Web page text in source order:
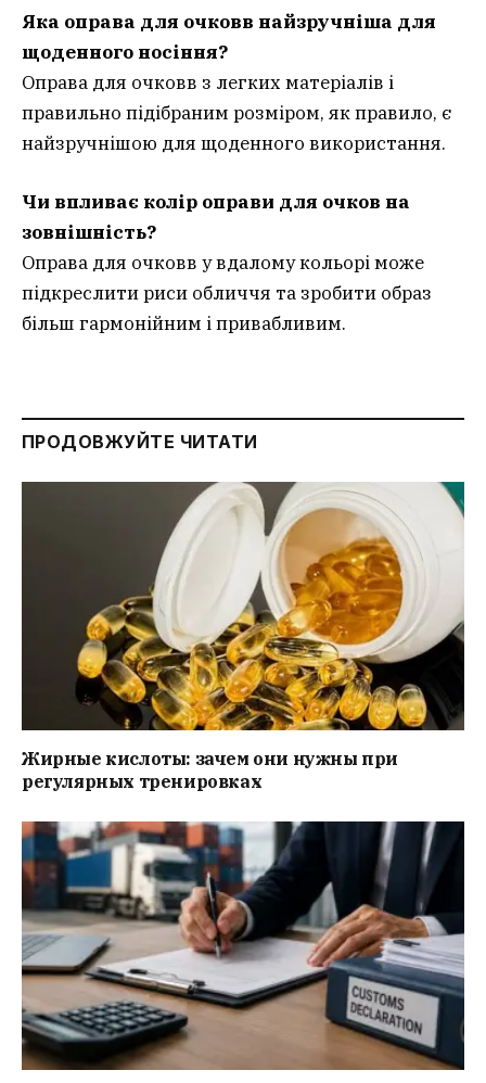
Яка оправа для очковв найзручніша для
щоденного носіння?
Оправа для очковв з легких матеріалів і
правильно підібраним розміром, як правило, є
найзручнішою для щоденного використання.
Чи впливає колір оправи для очков на
зовнішність?
Оправа для очковв у вдалому кольорі може
підкреслити риси обличчя та зробити образ
більш гармонійним і привабливим.
ПРОДОВЖУЙТЕ ЧИТАТИ
Жирные кислоты: зачем они нужны при
регулярных тренировках